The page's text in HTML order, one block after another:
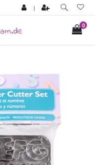
|
0